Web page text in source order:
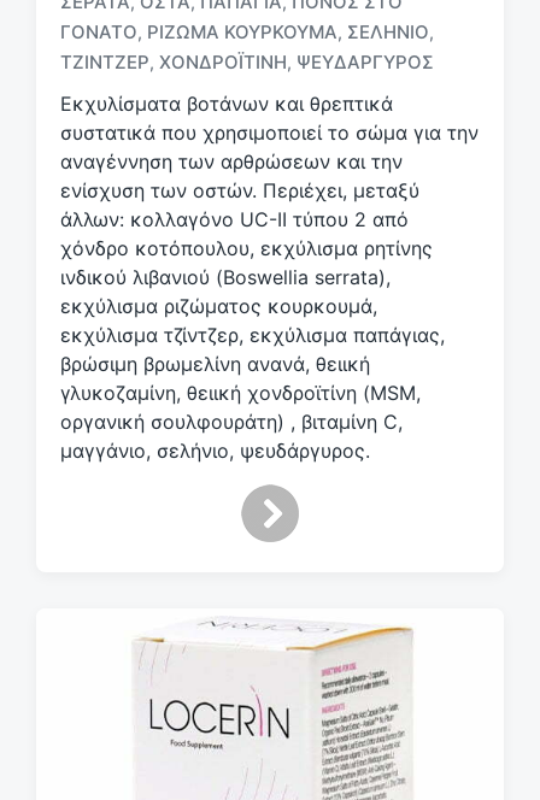
ε
ε
τ
κ
έ
τ
α
ΓΌΝΑΤΟ, ΡΊΖΩΜΑ ΚΟΥΡΚΟΥΜΆ, ΣΕΛΉΝΙΟ,
ΤΖΊΝΤΖΕΡ, ΧΟΝΔΡΟΪΤΊΝΗ, ΨΕΥΔΆΡΓΥΡΟΣ
Εκχυλίσματα βοτάνων και θρεπτικά
συστατικά που χρησιμοποιεί το σώμα για την
αναγέννηση των αρθρώσεων και την
ενίσχυση των οστών. Περιέχει, μεταξύ
άλλων: κολλαγόνο UC-II τύπου 2 από
χόνδρο κοτόπουλου, εκχύλισμα ρητίνης
ινδικού λιβανιού (Boswellia serrata),
εκχύλισμα ριζώματος κουρκουμά,
εκχύλισμα τζίντζερ, εκχύλισμα παπάγιας,
βρώσιμη βρωμελίνη ανανά, θειική
γλυκοζαμίνη, θειική χονδροϊτίνη (MSM,
οργανική σουλφουράτη) , βιταμίνη C,
μαγγάνιο, σελήνιο, ψευδάργυρος.